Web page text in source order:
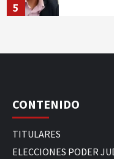
5
CONTENIDO
TITULARES
ELECCIONES PODER